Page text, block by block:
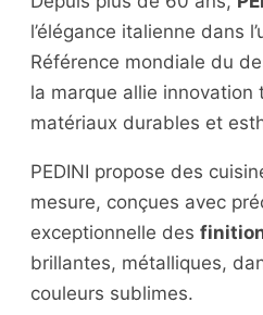
l’élégance italienne dans
Référence mondiale du
la marque allie innovation
matériaux durables et
PEDINI propose des
mesure, conçues avec
exceptionnelle des
brillantes, métalliques,
couleurs sublimes.